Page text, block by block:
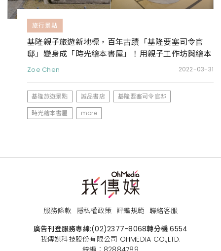
旅行景點
基隆親子旅遊新地標，百年古蹟「基隆要塞司令官
邸」變身成「時光繪本書屋」！用親子工作坊與繪本
書展等50場藝文活動與孩子享受共讀時光
Zoe Chen 2022-03-31
基隆旅遊景點 誠品書店
基隆要塞司令官邸
時光繪本書屋
more
服務條款 隱私權政策 評鑑規範 聯絡客服
廣告刊登服務專線:(02)2377-8068轉分機 6554
我傳媒科技股份有限公司 OHMEDIA CO.,LTD.